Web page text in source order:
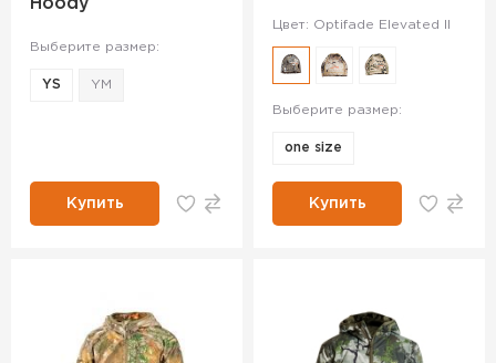
Hoody
Выберите размер:
YS YM
Купить
Цвет: Optifade Elevated II
Выберите размер:
one size
Купить